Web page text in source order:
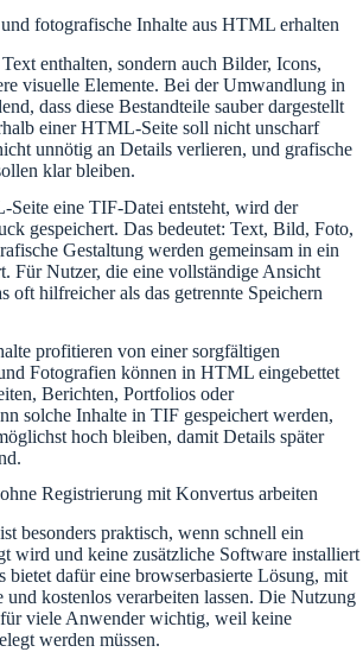
fotografische Inhalte aus HTML erhalten
enthalten, sondern auch Bilder, Icons,
visuelle Elemente. Bei der Umwandlung in
dass diese Bestandteile sauber dargestellt
einer HTML-Seite soll nicht unscharf
unnötig an Details verlieren, und grafische
klar bleiben.
Seite eine TIF-Datei entsteht, wird der
gespeichert. Das bedeutet: Text, Bild, Foto,
Gestaltung werden gemeinsam in ein
Für Nutzer, die eine vollständige Ansicht
oft hilfreicher als das getrennte Speichern
profitieren von einer sorgfältigen
Fotografien können in HTML eingebettet
Berichten, Portfolios oder
solche Inhalte in TIF gespeichert werden,
hoch bleiben, damit Details später
Registrierung mit Konvertus arbeiten
besonders praktisch, wenn schnell ein
wird und keine zusätzliche Software installiert
bietet dafür eine browserbasierte Lösung, mit
und kostenlos verarbeiten lassen. Die Nutzung
viele Anwender wichtig, weil keine
werden müssen.